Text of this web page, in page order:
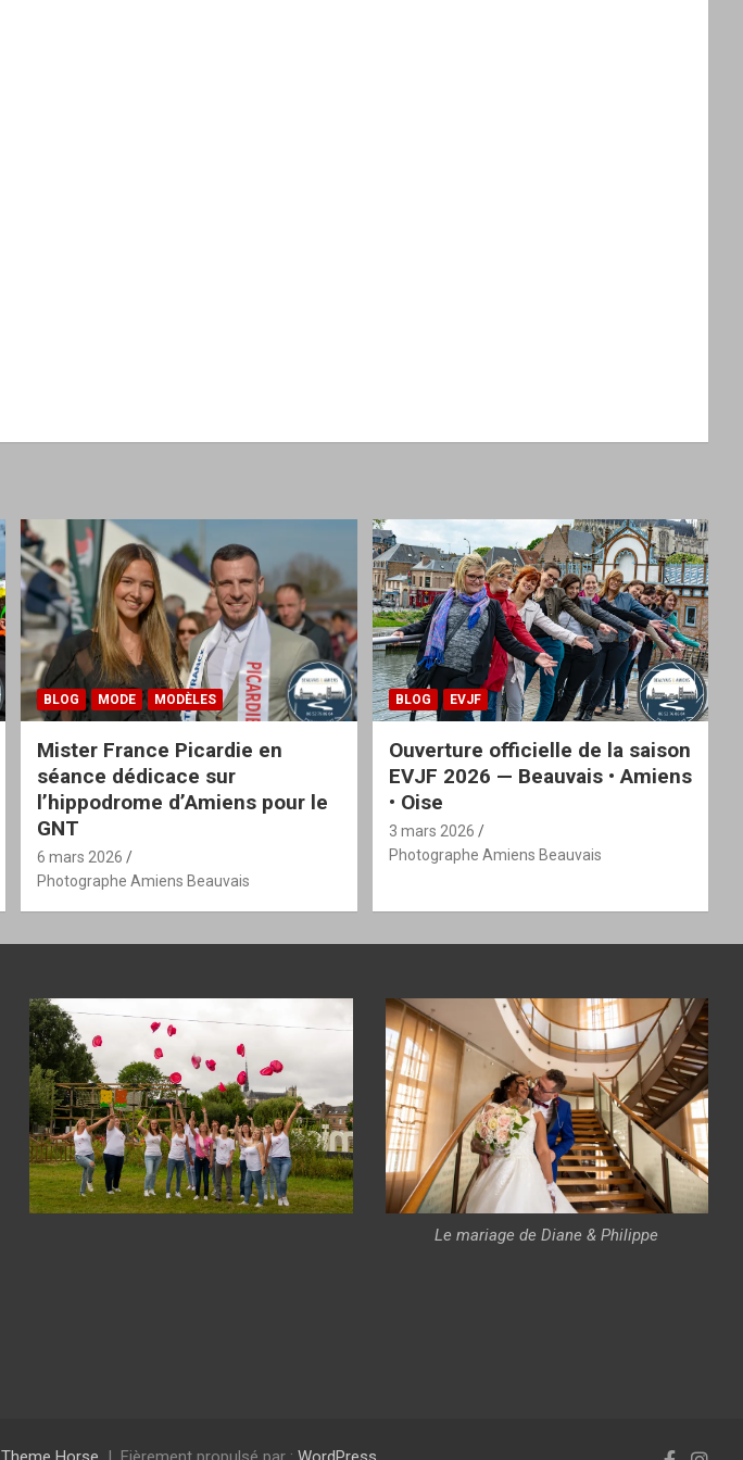
BLOG MODE MODÈLES
Mister France Picardie en
séance dédicace sur
l’hippodrome d’Amiens pour le
GNT
6 mars 2026
Photographe Amiens Beauvais
BLOG EVJF
Ouverture officielle de la saison
EVJF 2026 — Beauvais • Amiens
• Oise
3 mars 2026
Photographe Amiens Beauvais
Le mariage de Diane & Philippe